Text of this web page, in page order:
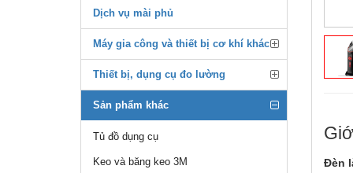
Đèn
Dịch vụ mài phủ
Máy gia công và thiết bị cơ khí khác
Thiết bị, dụng cụ đo lường
Sản phẩm khác
Tủ đồ dụng cụ
Keo và băng keo 3M